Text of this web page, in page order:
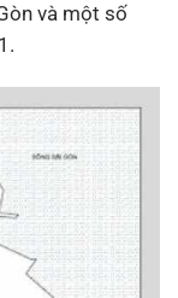
và một số